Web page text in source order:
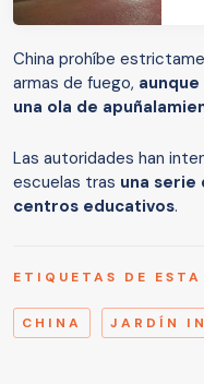
China prohíbe
armas de fuego,
una ola de
Las autoridades han
escuelas tras una
centros educativos.
ETIQUETAS DE
CHINA JARDÍN